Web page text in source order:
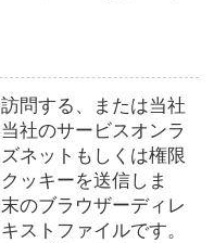
問する、または当社
社のサービスオンラ
ネットもしくは権限
ッキーを送信しま
のブラウザーディレ
ストファイルです。